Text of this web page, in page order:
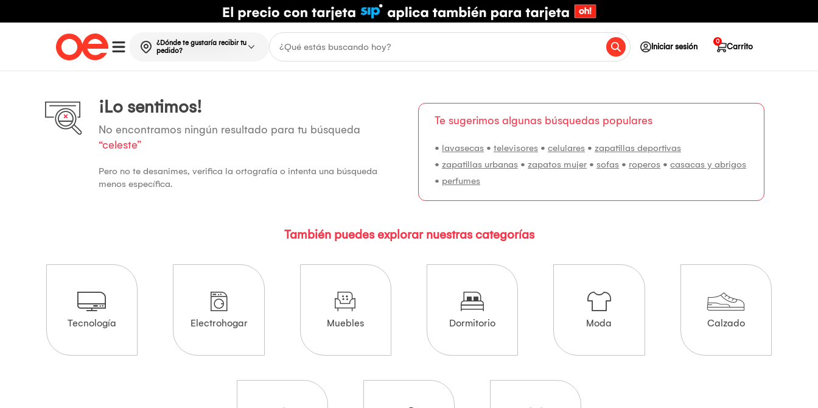
¿Dónde te gustaría recibir tu
pedido?
Iniciar sesión Carrito
0
¡Lo sentimos!
No encontramos ningún resultado para tu búsqueda
“celeste”
Pero no te desanimes, verifica la ortografía o intenta una búsqueda
menos específica.
Te sugerimos algunas búsquedas populares
• lavasecas • televisores • celulares • zapatillas deportivas
• zapatillas urbanas • zapatos mujer • sofas • roperos • casacas y abrigos
• perfumes
También puedes explorar nuestras categorías
Tecnología Electrohogar Muebles Dormitorio Moda Calzado